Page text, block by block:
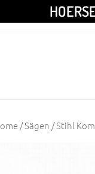
/Sägen / Stihl